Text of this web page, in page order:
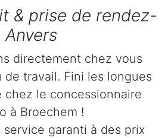
& prise de rendez-
directement chez vous
travail. Fini les longues
chez le concessionnaire
à Broechem !
garanti à des prix